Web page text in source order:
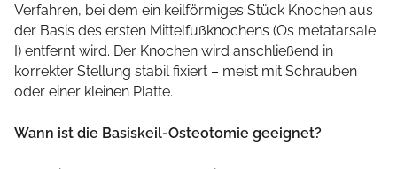
Verfahren, bei dem ein keilförmiges Stück Knochen aus
der Basis des ersten Mittelfußknochens (Os metatarsale
I) entfernt wird. Der Knochen wird anschließend in
korrekter Stellung stabil fixiert – meist mit Schrauben
oder einer kleinen Platte.
Wann ist die Basiskeil-Osteotomie geeignet?